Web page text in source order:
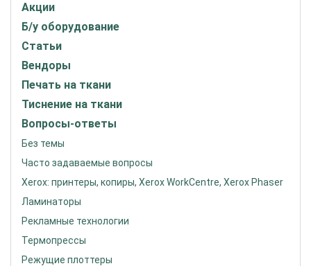
Акции
Б/у оборудование
Статьи
Вендоры
Печать на ткани
Тиснение на ткани
Вопросы-ответы
Без темы
Часто задаваемые вопросы
Xerox: принтеры, копиры, Xerox WorkCentre, Xerox Phaser
Ламинаторы
Рекламные технологии
Термопрессы
Режущие плоттеры